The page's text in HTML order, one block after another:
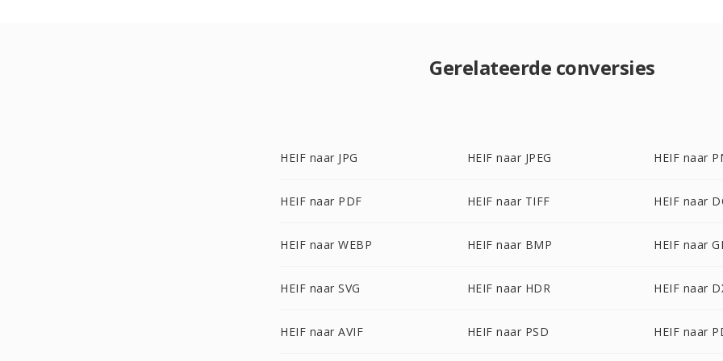
Gerelateerde conversies
HEIF naar JPG HEIF naar JPEG HEIF naar
HEIF naar PDF HEIF naar TIFF HEIF naar
HEIF naar WEBP HEIF naar BMP HEIF naar
HEIF naar SVG HEIF naar HDR HEIF naar
HEIF naar AVIF HEIF naar PSD HEIF naar